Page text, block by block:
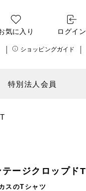
気に入り ログイン
ショッピングガイド
特別法人会員
ージクロップドT
スのTシャツ